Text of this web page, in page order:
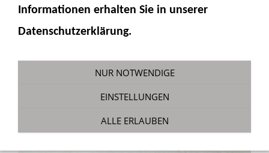
H14-1-4
12 mm Zylinderteile
Informationen erhalten Sie in unserer
Datenschutzerklärung.
NUR NOTWENDIGE
EINSTELLUNGEN
ALLE ERLAUBEN